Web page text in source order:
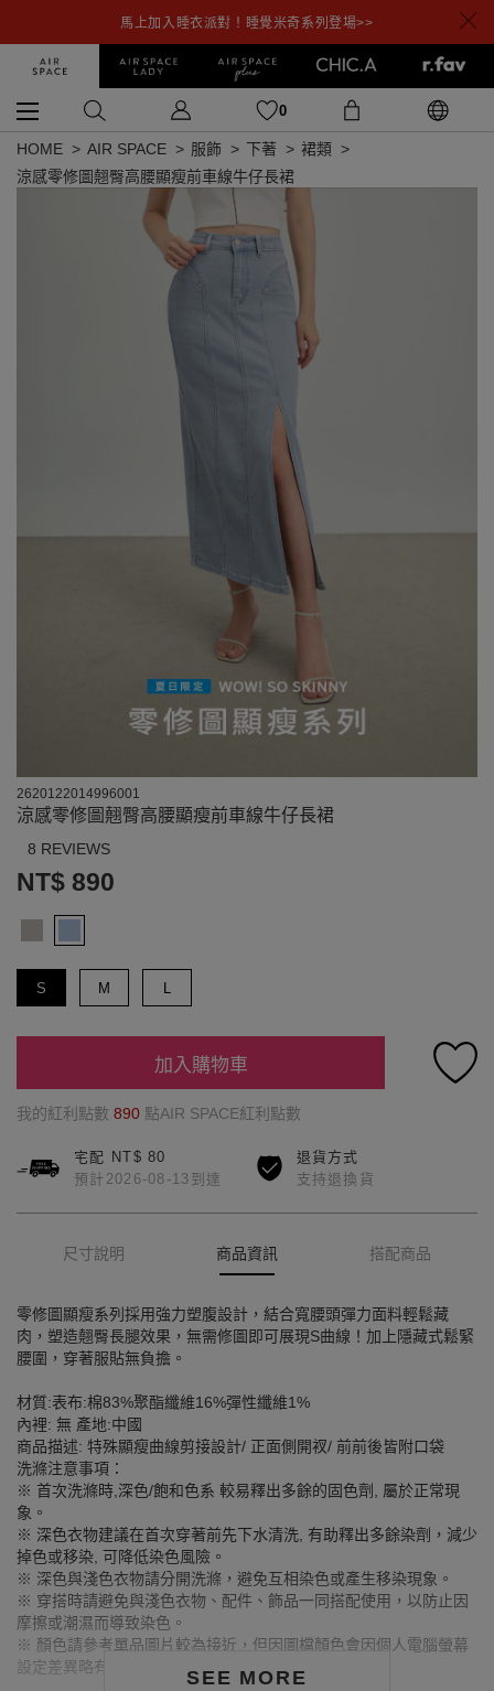
馬上加入睡衣派對！睡覺米奇系列登場>>
0
HOME AIR SPACE 服飾 下著
裙類
涼感零修圖翹臀高腰顯瘦前車線牛仔長裙
2620122014996001
涼感零修圖翹臀高腰顯瘦前車線牛仔長裙
8 REVIEWS
NT$ 890
S M L
加入購物車
我的紅利點數 890 點AIR SPACE紅利點數
宅配 NT$ 80
預計2026-08-13到達
退貨方式
支持退換貨
尺寸說明 商品資訊 搭配商品
SEE MORE
零修圖顯瘦系列採用強力塑腹設計，結合寬腰頭彈力面料輕鬆藏
肉，塑造翹臀長腿效果，無需修圖即可展現S曲線！加上隱藏式鬆緊
腰圍，穿著服貼無負擔。
材質:表布:棉83%聚酯纖維16%彈性纖維1%
內裡: 無 產地:中國
商品描述: 特殊顯瘦曲線剪接設計/ 正面側開衩/ 前前後皆附口袋
洗滌注意事項：
※ 首次洗滌時,深色/飽和色系 較易釋出多餘的固色劑, 屬於正常現
象。
※ 深色衣物建議在首次穿著前先下水清洗, 有助釋出多餘染劑，減少
掉色或移染, 可降低染色風險。
※ 深色與淺色衣物請分開洗滌，避免互相染色或產生移染現象。
※ 穿搭時請避免與淺色衣物、配件、飾品一同搭配使用，以防止因
摩擦或潮濕而導致染色。
※ 顏色請參考單品圖片較為接近，但因圖檔顏色會因個人電腦螢幕
設定差異略有不同，請以實際商品顏色為準。